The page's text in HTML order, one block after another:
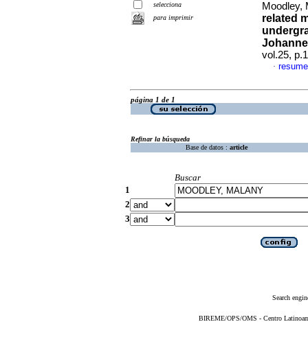
selecciona
para imprimir
Moodley,
related
vol.25,
·
página 1 de 1
Refinar la búsqueda
Base de datos : article
Buscar
1
2
3
Search
BIREME/OPS/OMS - Centro